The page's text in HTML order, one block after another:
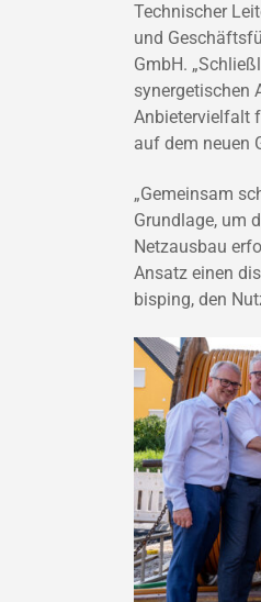
Technischer
und
GmbH.
synergetischen
Anbietervielfalt
auf dem neuen
„Gemeinsam
Grundlage, um
Netzausbau
Ansatz einen
bisping, den